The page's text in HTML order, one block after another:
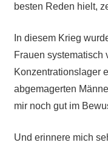
besten Reden hielt,
In diesem Krieg
Frauen systematisch
Konzentrationslager
abgemagerten
mir noch gut im
Und erinnere mich